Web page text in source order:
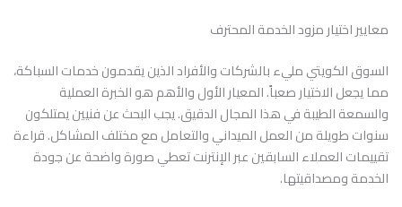
معايير اختيار مزود الخدمة المحترف
السوق الكويتي مليء بالشركات والأفراد الذين يقدمون خدمات السباكة،
مما يجعل الاختيار صعباً. المعيار الأول والأهم هو الخبرة العملية
والسمعة الطيبة في هذا المجال الدقيق. يجب البحث عن فنيين يمتلكون
سنوات طويلة من العمل الميداني والتعامل مع مختلف المشاكل. قراءة
تقييمات العملاء السابقين عبر الإنترنت تعطي صورة واضحة عن جودة
الخدمة ومصداقيتها.